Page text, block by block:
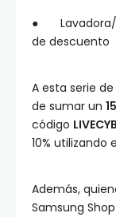
● Lavadora/
de descuento
A esta serie
de sumar un
código
10% utilizando
Además,
Samsung